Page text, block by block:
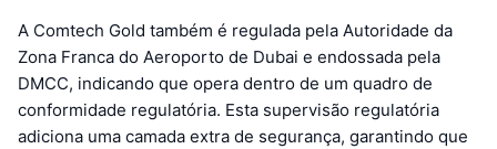
A Comtech Gold também é regulada pela Autoridade da
Zona Franca do Aeroporto de Dubai e endossada pela
DMCC, indicando que opera dentro de um quadro de
conformidade regulatória. Esta supervisão regulatória
adiciona uma camada extra de segurança, garantindo que